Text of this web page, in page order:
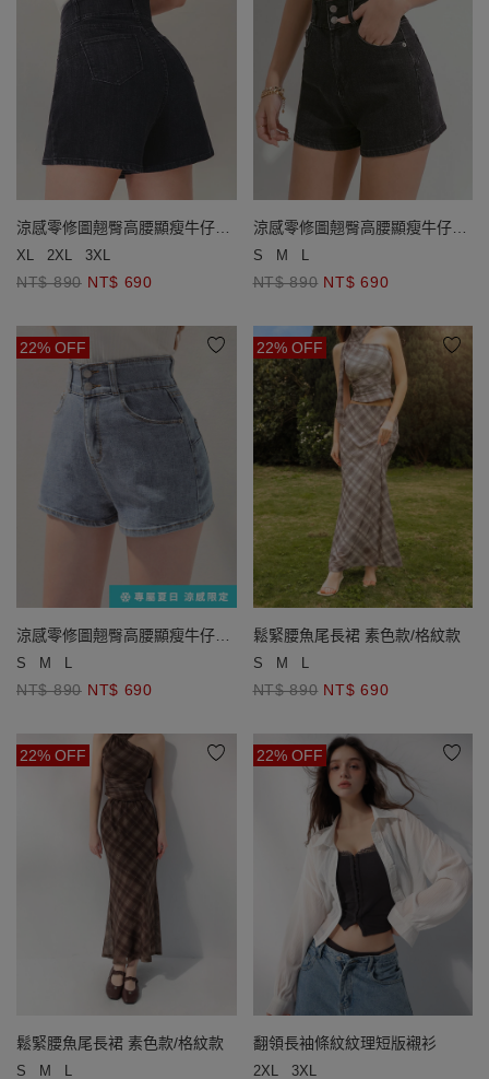
涼感零修圖翹臀高腰顯瘦牛仔短
褲
XL 2XL 3XL
NT$ 890 NT$ 690
涼感零修圖翹臀高腰顯瘦牛仔短
褲
S M
NT$ 890 NT$ 690
22% OFF
涼感零修圖翹臀高腰顯瘦牛仔短
褲
S M
NT$ 890 NT$ 690
22% OFF
鬆緊腰魚尾長裙 素色款/格紋款
S M
NT$ 890 NT$ 690
22% OFF
鬆緊腰魚尾長裙 素色款/格紋款
S M
22% OFF
翻領長袖條紋紋理短版襯衫
2XL 3XL